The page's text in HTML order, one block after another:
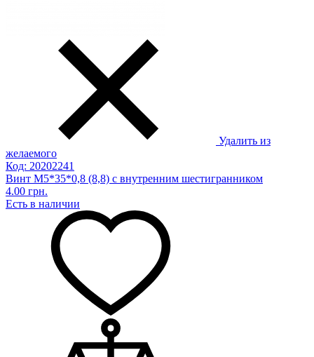
Удалить из
желаемого
Код: 20202241
Винт М5*35*0,8 (8,8) с внутренним шестигранником
4.00 грн.
Есть в наличии